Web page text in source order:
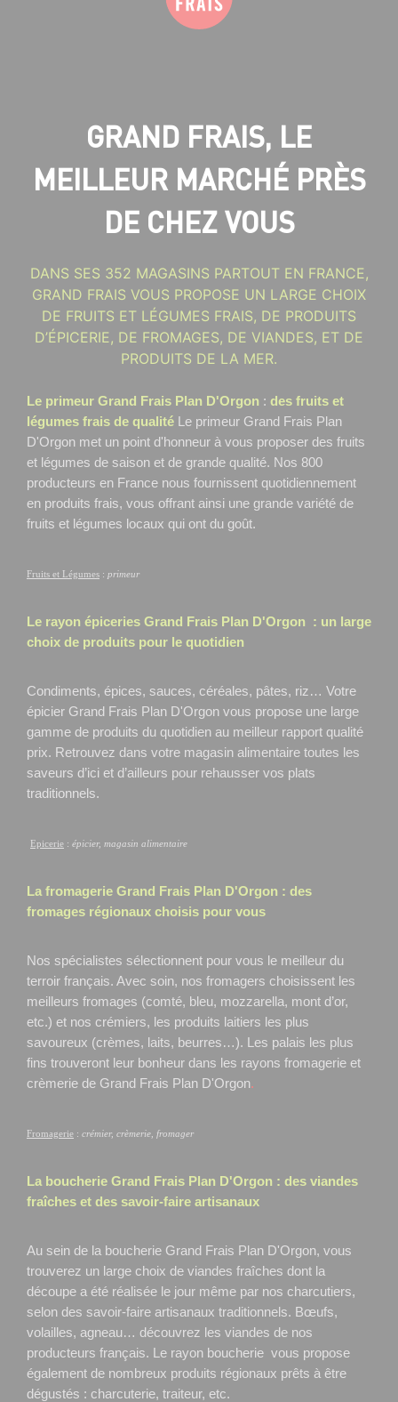
GRAND FRAIS, LE
MEILLEUR MARCHÉ PRÈS
DE CHEZ VOUS
DANS SES 352 MAGASINS PARTOUT EN FRANCE,
GRAND FRAIS VOUS PROPOSE UN LARGE CHOIX
DE FRUITS ET LÉGUMES FRAIS, DE PRODUITS
D’ÉPICERIE, DE FROMAGES, DE VIANDES, ET DE
PRODUITS DE LA MER.
Le primeur Grand Frais Plan D'Orgon : des fruits et
légumes frais de qualité Le primeur Grand Frais Plan
D'Orgon met un point d'honneur à vous proposer des fruits
et légumes de saison et de grande qualité. Nos 800
producteurs en France nous fournissent quotidiennement
en produits frais, vous offrant ainsi une grande variété de
fruits et légumes locaux qui ont du goût.
Fruits et Légumes : primeur
Le rayon épiceries Grand Frais Plan D'Orgon
: un large
choix de produits pour le quotidien
Condiments, épices, sauces, céréales, pâtes, riz… Votre
épicier Grand Frais Plan D'Orgon vous propose une large
gamme de produits du quotidien au meilleur rapport qualité
prix. Retrouvez dans votre magasin alimentaire toutes les
saveurs d’ici et d’ailleurs pour rehausser vos plats
traditionnels.
Epicerie : épicier, magasin alimentaire
La fromagerie Grand Frais Plan D'Orgon : des
fromages régionaux choisis pour vous
Nos spécialistes sélectionnent pour vous le meilleur du
terroir français. Avec soin, nos fromagers choisissent les
meilleurs fromages (comté, bleu, mozzarella, mont d’or,
etc.) et nos crémiers, les produits laitiers les plus
savoureux (crèmes, laits, beurres…). Les palais les plus
fins trouveront leur bonheur dans les rayons fromagerie et
crèmerie de Grand Frais Plan D'Orgon.
Fromagerie : crémier, crèmerie, fromager
La boucherie Grand Frais Plan D'Orgon : des viandes
fraîches et des savoir-faire artisanaux
Au sein de la boucherie Grand Frais Plan D'Orgon, vous
trouverez un large choix de viandes fraîches dont la
découpe a été réalisée le jour même par nos charcutiers,
selon des savoir-faire artisanaux traditionnels. Bœufs,
volailles, agneau… découvrez les viandes de nos
producteurs français. Le rayon boucherie vous propose
également de nombreux produits régionaux prêts à être
dégustés : charcuterie, traiteur, etc.